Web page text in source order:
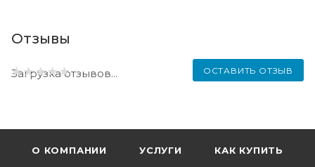
Отзывы
ОСТАВИТЬ ОТЗЫВ
Загрузка отзывов...
О КОМПАНИИ УСЛУГИ КАК КУПИТЬ